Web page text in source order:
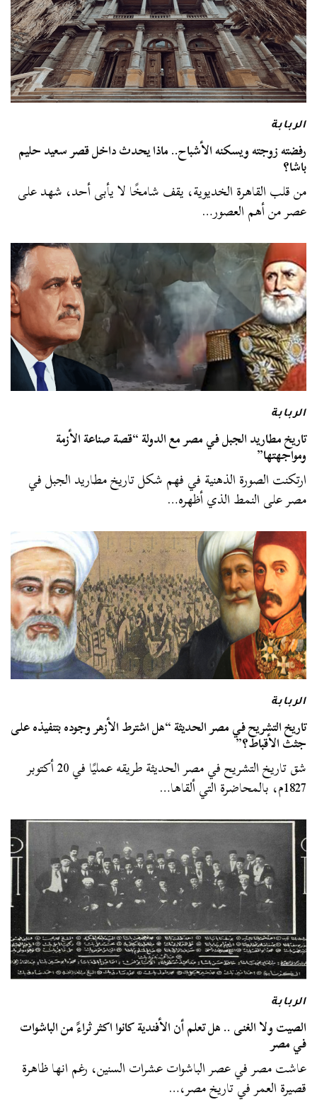
الربابة
رفضته زوجته ويسكنه الأشباح.. ماذا يحدث داخل قصر سعيد حليم
باشا؟
من قلب القاهرة الخديوية، يقف شامخًا لا يأبى أحد، شهد على
عصر من أهم العصور…
الربابة
تاريخ مطاريد الجبل في مصر مع الدولة “قصة صناعة الأزمة
ومواجهتها”
ارتكنت الصورة الذهنية في فهم شكل تاريخ مطاريد الجبل في
مصر على النمط الذي أظهره…
الربابة
تاريخ التشريح في مصر الحديثة “هل اشترط الأزهر وجوده بتنفيذه على
جثث الأقباط؟”
شق تاريخ التشريح في مصر الحديثة طريقه عمليًا في 20 أكتوبر
1827م، بالمحاضرة التي ألقاها…
الربابة
الصيت ولا الغنى .. هل تعلم أن الأفندية كانوا اكثر ثراءً من الباشوات
في مصر
عاشت مصر في عصر الباشوات عشرات السنين، رغم انها ظاهرة
قصيرة العمر في تاريخ مصر،…